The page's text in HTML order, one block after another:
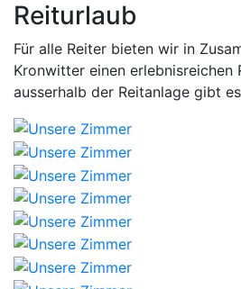
Reiturlaub
Für alle Reiter bieten wir in
Kronwitter einen erlebnisreichen
ausserhalb der Reitanlage gibt